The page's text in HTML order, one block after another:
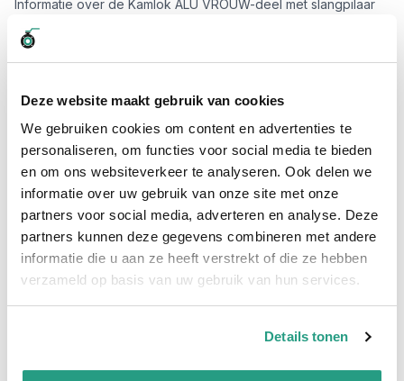
Deze website maakt gebruik van cookies
We gebruiken cookies om content en advertenties te
personaliseren, om functies voor social media te bieden
en om ons websiteverkeer te analyseren. Ook delen we
informatie over uw gebruik van onze site met onze
partners voor social media, adverteren en analyse. Deze
partners kunnen deze gegevens combineren met andere
informatie die u aan ze heeft verstrekt of die ze hebben
verzameld op basis van uw gebruik van hun services.
Details tonen
Informatie over de Kamlok ALU VROUW-deel met slangpilaar
werken volgens twee verschillende systemen. Deze twee
systemen worden de mannelijke en vrouwelijke koppeling
genoemd. Deze koppeling is van aluminium en heeft een
maatvoering van 3".
de Kamlok ALU VROUW-deel met slangpilaar 3" type C.
Aluminium Kamlok Koppeling
Het voordeel van Aluminium materiaal is de kwaliteit en prijs.
Aluminium is namelijk goedkoper dan RVS. Ook is het een
voordeel dat aluminium niet zwaar is.